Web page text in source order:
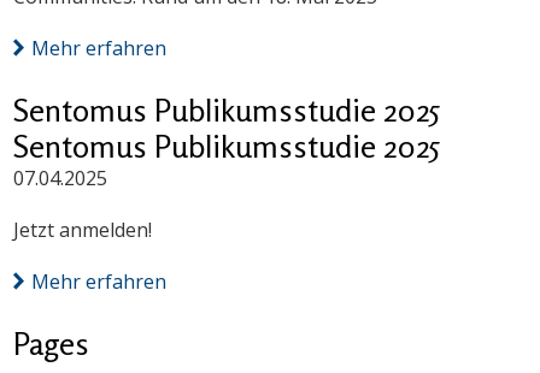
Mehr erfahren
Sentomus Publikumsstudie 2025
Sentomus Publikumsstudie 2025
07.04.2025
Jetzt anmelden!
Mehr erfahren
Pages